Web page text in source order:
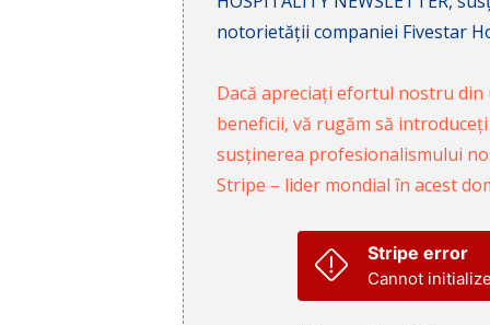
notorietății companiei Fivestar
Dacă apreciați efortul nostru
beneficii, vă rugăm să
susținerea profesionalismului
Stripe – lider mondial în acest
Stripe error
Cannot